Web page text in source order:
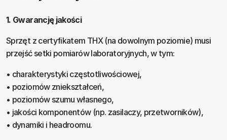
1. Gwarancję jakości
Sprzęt z certyfikatem THX (na dowolnym poziomie) musi
przejść setki pomiarów laboratoryjnych, w tym:
• charakterystyki częstotliwościowej,
• poziomów zniekształceń,
• poziomów szumu własnego,
• jakości komponentów (np. zasilaczy, przetworników),
• dynamiki i headroomu.